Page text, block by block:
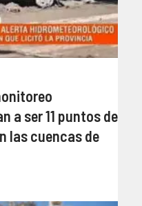
a ser 11 puntos de
las cuencas de